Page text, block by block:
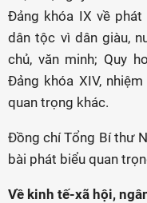
Đảng khóa IX về
dân tộc vì dân giàu,
chủ, văn minh; Quy
Đảng khóa XIV,
quan trọng khác.
Đồng chí Tổng Bí thư
bài phát biểu quan
Về kinh tế-xã hội,